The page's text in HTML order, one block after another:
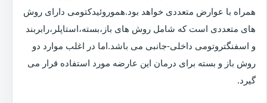
همراه با عوارض متعددی خواهد بود.هموروئیدکتومی دارای روش
های متعددی است که شامل روش های باز،بسته،استاپلر،رابربند
و اسفنگتروتومی داخلی-جانبی می باشد.اما در اغلب موارد دو
روش باز و بسته برای درمان این عارضه مورد استفاده قرار می
گیرد.